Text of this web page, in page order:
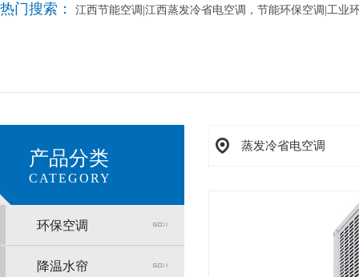
热门搜索： 江西节能空调|江西蒸发冷省电空调，节能环保空调|工业
产品分类
CATEGORY
环保空调
降温水帘
蒸发冷省电空调